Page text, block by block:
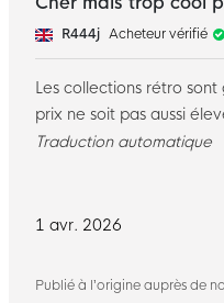
1 avr. 2026
Publié à l’origine auprès de
R444j Acheteur vérifié
Les collections rétro
prix ne soit pas aussi
Traduction automatique